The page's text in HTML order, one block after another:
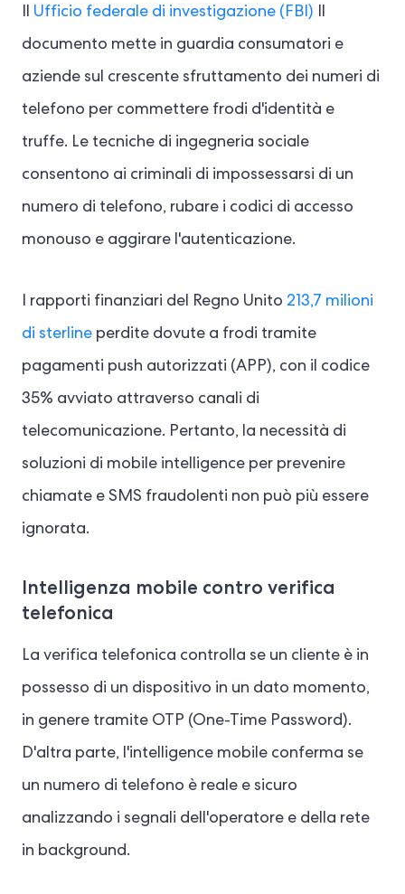
Il Ufficio federale di investigazione (FBI) Il
documento mette in guardia consumatori e
aziende sul crescente sfruttamento dei numeri di
telefono per commettere frodi d'identità e
truffe. Le tecniche di ingegneria sociale
consentono ai criminali di impossessarsi di un
numero di telefono, rubare i codici di accesso
monouso e aggirare l'autenticazione.
I rapporti finanziari del Regno Unito 213,7 milioni
di sterline perdite dovute a frodi tramite
pagamenti push autorizzati (APP), con il codice
35% avviato attraverso canali di
telecomunicazione. Pertanto, la necessità di
soluzioni di mobile intelligence per prevenire
chiamate e SMS fraudolenti non può più essere
ignorata.
Intelligenza mobile contro verifica
telefonica
La verifica telefonica controlla se un cliente è in
possesso di un dispositivo in un dato momento,
in genere tramite OTP (One-Time Password).
D'altra parte, l'intelligence mobile conferma se
un numero di telefono è reale e sicuro
analizzando i segnali dell'operatore e della rete
in background.